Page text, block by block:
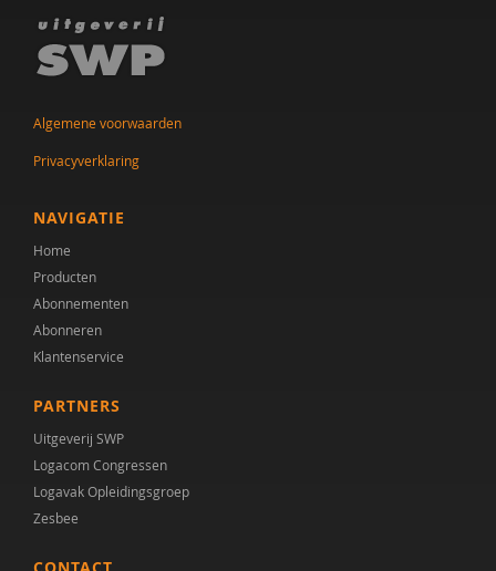
Annelies A. Spek
Laurie A. Stowe
Mw. A.A. Spek
Cisco Aerts
Manna A. Alma
Helena Andrea
Dr. Anke Scheeren
Catharina Anna Verschoor
Algemene voorwaarden
Privacyverklaring
NAVIGATIE
Home
Producten
Abonnementen
Abonneren
Klantenservice
PARTNERS
Uitgeverij SWP
Logacom Congressen
Logavak Opleidingsgroep
Zesbee